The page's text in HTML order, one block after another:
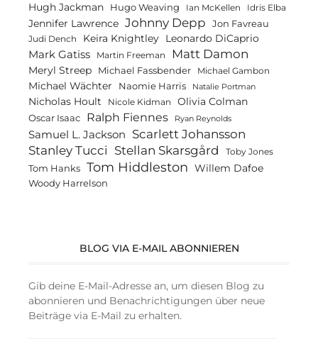
Hugh Jackman Hugo Weaving Ian McKellen Idris Elba
Jennifer Lawrence Johnny Depp Jon Favreau
Judi Dench Keira Knightley Leonardo DiCaprio
Mark Gatiss Martin Freeman Matt Damon
Meryl Streep Michael Fassbender Michael Gambon
Michael Wächter Naomie Harris Natalie Portman
Nicholas Hoult Nicole Kidman Olivia Colman
Oscar Isaac Ralph Fiennes Ryan Reynolds
Samuel L. Jackson Scarlett Johansson
Stanley Tucci Stellan Skarsgård Toby Jones
Tom Hanks Tom Hiddleston Willem Dafoe
Woody Harrelson
BLOG VIA E-MAIL ABONNIEREN
Gib deine E-Mail-Adresse an, um diesen Blog zu
abonnieren und Benachrichtigungen über neue
Beiträge via E-Mail zu erhalten.